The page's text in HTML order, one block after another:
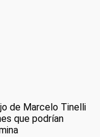
de Marcelo Tinelli
que podrían